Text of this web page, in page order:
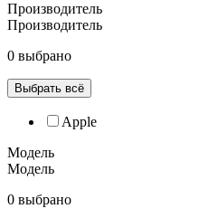
Производитель
Производитель
0 выбрано
Выбрать всё
Apple
Модель
Модель
0 выбрано